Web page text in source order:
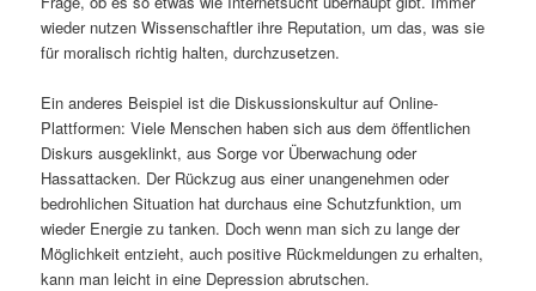
n
g
e
r
n
n
wieder nutzen Wissenschaftler ihre Reputation, um das, was sie
für moralisch richtig halten, durchzusetzen.
Ein anderes Beispiel ist die Diskussionskultur auf Online-
Plattformen: Viele Menschen haben sich aus dem öffentlichen
Diskurs ausgeklinkt, aus Sorge vor Überwachung oder
Hassattacken. Der Rückzug aus einer unangenehmen oder
bedrohlichen Situation hat durchaus eine Schutzfunktion, um
wieder Energie zu tanken. Doch wenn man sich zu lange der
Möglichkeit entzieht, auch positive Rückmeldungen zu erhalten,
kann man leicht in eine Depression abrutschen.